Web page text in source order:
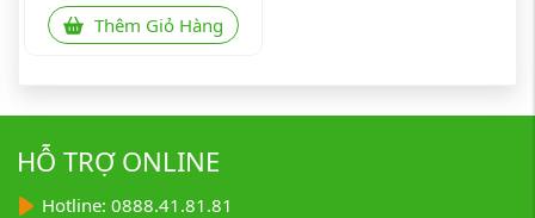
Thêm Giỏ Hàng
HỖ TRỢ ONLINE
Hotline: 0888.41.81.81